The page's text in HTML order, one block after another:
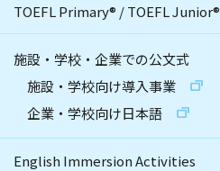
TOEFL Primary® /TOEFL Junior®
施設・学校・企業での公文式
施設・学校向け導入事業
企業・学校向け日本語
English Immersion Activities